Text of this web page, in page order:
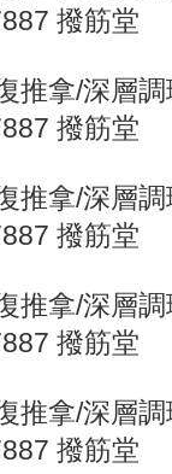
撥筋堂
推拿/深層
撥筋堂
推拿/深層
撥筋堂
推拿/深層
撥筋堂
推拿/深層
撥筋堂